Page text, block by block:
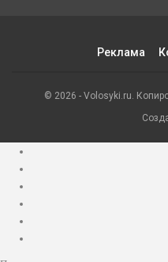
Реклама
© 2026 - Volosyki.ru.